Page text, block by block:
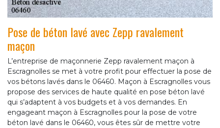
Pose de béton lavé avec Zepp ravalement
maçon
L’entreprise de maçonnerie Zepp ravalement maçon à
Escragnolles se met à votre profit pour effectuer la pose de
vos bétons lavés dans le 06460. Maçon à Escragnolles vous
propose des services de haute qualité en pose béton lavé
qui s’adaptent à vos budgets et à vos demandes. En
engageant maçon à Escragnolles pour la pose de votre
béton lavé dans le 06460, vous êtes sûr de mettre votre